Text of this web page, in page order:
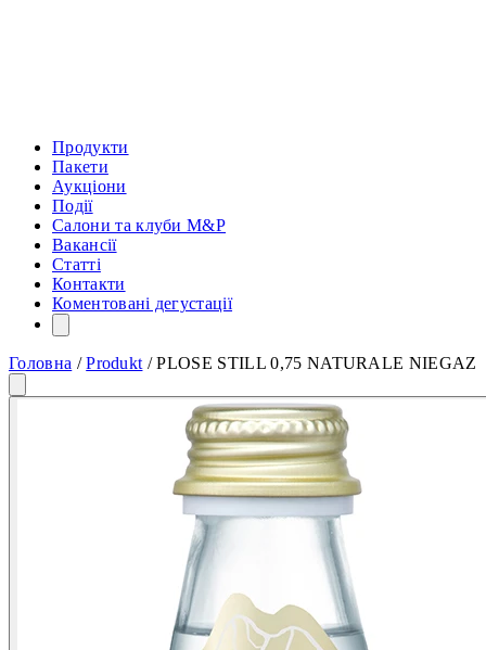
Продукти
Пакети
Аукціони
Події
Салони та клуби M&P
Вакансії
Статті
Контакти
Коментовані дегустації
Головна /Produkt /PLOSE STILL 0,75 NATURALE NIEGAZ